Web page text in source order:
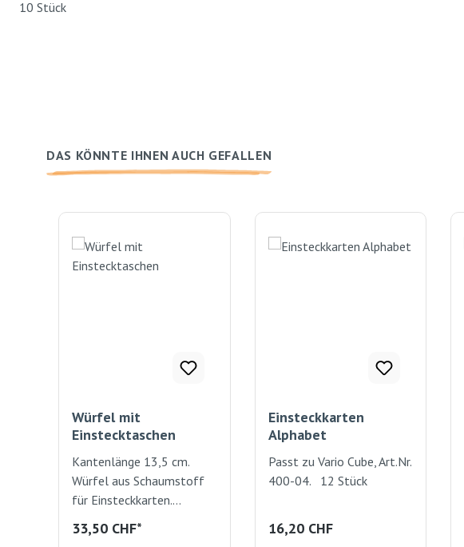
10 Stück
DAS KÖNNTE IHNEN AUCH GEFALLEN
Würfel mit
Einstecktaschen
Kantenlänge 13,5 cm.
Würfel aus Schaumstoff
für Einsteckkarten.
Passende Einsteckkarten
Art.Nr. 400-
33,50 CHF*
Einsteckkarten
Alphabet
Passt zu Vario Cube, Art.Nr.
400-04. 12 Stück
Regulärer Preis:
16,20 CHF